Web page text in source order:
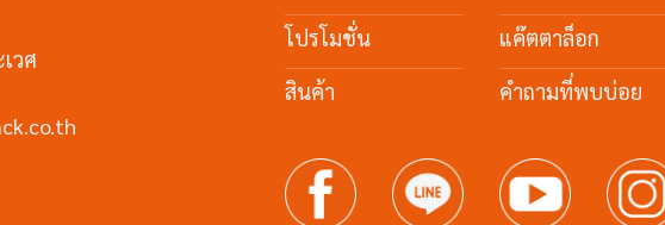
วศ
โปรโมชั่น
สินค้า
แค๊ตตาล็อก
คำถามที่พบบ่อย